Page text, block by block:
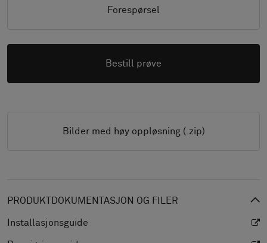
Forespørsel
Bestill prøve
Bilder med høy oppløsning (.zip)
PRODUKTDOKUMENTASJON OG FILER
Installasjonsguide